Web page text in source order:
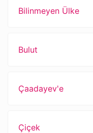
Bilinmeyen Ülke
Bulut
Çaadayev'e
Çiçek